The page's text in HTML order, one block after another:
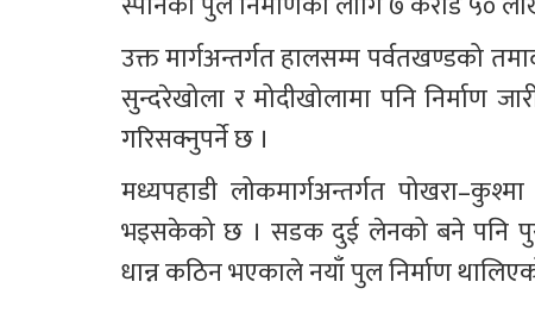
उक्त मार्गअन्तर्गत हालसम्म पर्वतखण्डको
सुन्दरेखोला र मोदीखोलामा पनि निर्माण
गरिसक्नुपर्ने छ ।
मध्यपहाडी लोकमार्गअन्तर्गत
भइसकेको छ । सडक दुई लेनको बने पनि
धान्न कठिन भएकाले नयाँ पुल निर्माण